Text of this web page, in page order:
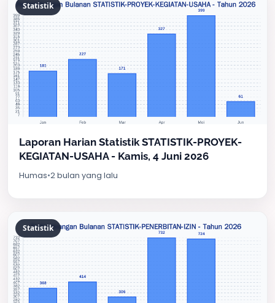
Statistik
Laporan Harian Statistik STATISTIK-PROYEK-
KEGIATAN-USAHA - Kamis, 4 Juni 2026
Humas•2 bulan yang lalu
Statistik